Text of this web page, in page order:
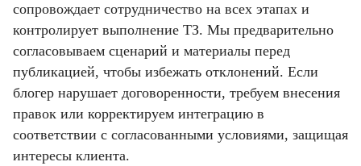
сопровождает сотрудничество на всех этапах и
контролирует выполнение ТЗ. Мы предварительно
согласовываем сценарий и материалы перед
публикацией, чтобы избежать отклонений. Если
блогер нарушает договоренности, требуем внесения
правок или корректируем интеграцию в
соответствии с согласованными условиями, защищая
интересы клиента.